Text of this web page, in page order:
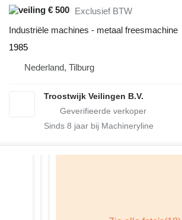
€ 500 Exclusief BTW
Industriële machines - metaal freesmachine
1985
Nederland, Tilburg
Troostwijk Veilingen B.V.
Sinds 8 jaar bij Machineryline